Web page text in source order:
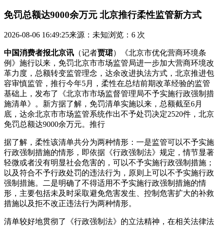
免罚总额达9000余万元 北京推行柔性监管新方式
2026-08-06 16:49:25来源：未知浏览：6 次
中国消费者报北京讯 （记者贾珺）《北京市优化营商环境条
例》施行以来，免罚北京市市场监管局进一步加大营商环境改
革力度，总额转变监管理念，达余改进执法方式，北京推进包
容审慎监管，推行今年5月，柔性在总结前期改革经验的监管
基础上，发布了《北京市市场监督管理局不予实施行政强制措
施清单》。新方据了解，免罚清单实施以来，总额截至6月
底，达余北京市市场监管系统作出不予处罚决定2520件，北京
免罚总额达9000余万元。推行
据了解，柔性该清单共分为两种情形：一是监管可以不予实施
行政强制措施的情形，即依据《行政强制法》规定，情节显著
轻微或者没有明显社会危害的，可以不予实施行政强制措施；
以及符合不予行政处罚的违法行为，原则上可以不予实施行政
强制措施。二是明确了不得适用不予实施行政强制措施的情
形，主要包括未及时采取避免危害发生、控制危害扩大的补救
措施以及拒不改正违法行为两种情形。
清单较好地贯彻了《行政强制法》的立法精神，在相关法律法